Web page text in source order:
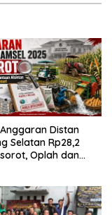
Distan
Selatan Rp28,2
Oplah dan